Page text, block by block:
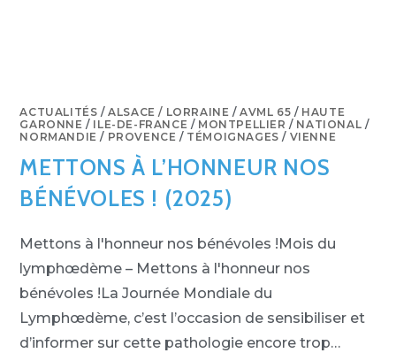
ACTUALITÉS /ALSACE / LORRAINE /AVML 65 / HAUTE
GARONNE / ILE-DE-FRANCE / MONTPELLIER / NATIONAL /
NORMANDIE / PROVENCE / TÉMOIGNAGES / VIENNE
METTONS À L’HONNEUR NOS
BÉNÉVOLES ! (2025)
Mettons à l'honneur nos bénévoles !Mois du
lymphœdème – Mettons à l'honneur nos
bénévoles !La Journée Mondiale du
Lymphœdème, c’est l’occasion de sensibiliser et
d’informer sur cette pathologie encore trop…